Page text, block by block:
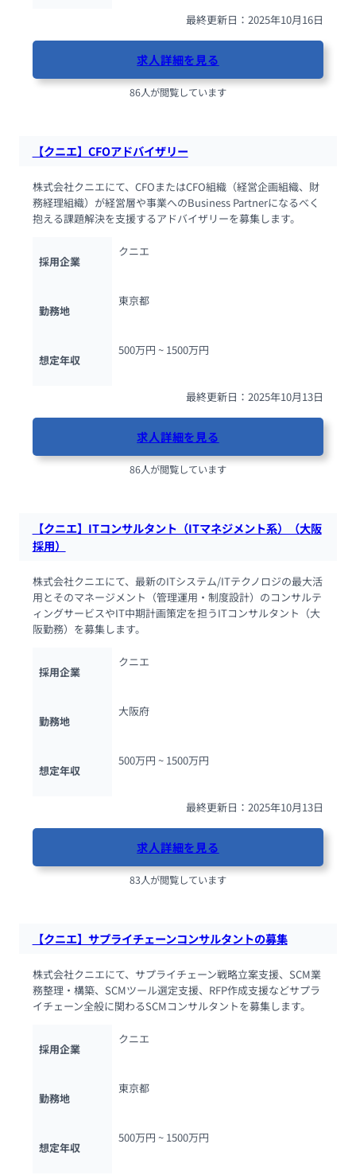
最終更新日：2025年10月16日
求人詳細を見る
86人が閲覧しています
【クニエ】CFOアドバイザリー
株式会社クニエにて、CFOまたはCFO組織（経営企画組織、財
務経理組織）が経営層や事業へのBusiness Partnerになるべく
抱える課題解決を支援するアドバイザリーを募集します。
採用企業
クニエ
勤務地
東京都
想定年収
500万円 ~ 1500万円
最終更新日：2025年10月13日
求人詳細を見る
86人が閲覧しています
【クニエ】ITコンサルタント（ITマネジメント系）（大阪
採用）
株式会社クニエにて、最新のITシステム/ITテクノロジの最大活
用とそのマネージメント（管理運用・制度設計）のコンサルテ
ィングサービスやIT中期計画策定を担うITコンサルタント（大
阪勤務）を募集します。
採用企業
クニエ
勤務地
大阪府
想定年収
500万円 ~ 1500万円
最終更新日：2025年10月13日
求人詳細を見る
83人が閲覧しています
【クニエ】サプライチェーンコンサルタントの募集
株式会社クニエにて、サプライチェーン戦略立案支援、SCM業
務整理・構築、SCMツール選定支援、RFP作成支援などサプラ
イチェーン全般に関わるSCMコンサルタントを募集します。
採用企業
クニエ
勤務地
東京都
想定年収
500万円 ~ 1500万円